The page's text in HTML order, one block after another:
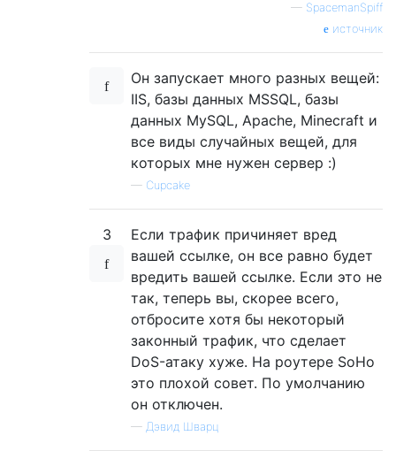
— SpacemanSpiff
источник
Он запускает много разных вещей:
IIS, базы данных MSSQL, базы
данных MySQL, Apache, Minecraft и
все виды случайных вещей, для
которых мне нужен сервер :)
— Cupcake
3
Если трафик причиняет вред
вашей ссылке, он все равно будет
вредить вашей ссылке. Если это не
так, теперь вы, скорее всего,
отбросите хотя бы некоторый
законный трафик, что сделает
DoS-атаку хуже. На роутере SoHo
это плохой совет. По умолчанию
он отключен.
— Дэвид Шварц